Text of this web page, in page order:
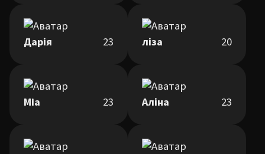
Дарія 23 ліза 20
Mia 23 Аліна 23